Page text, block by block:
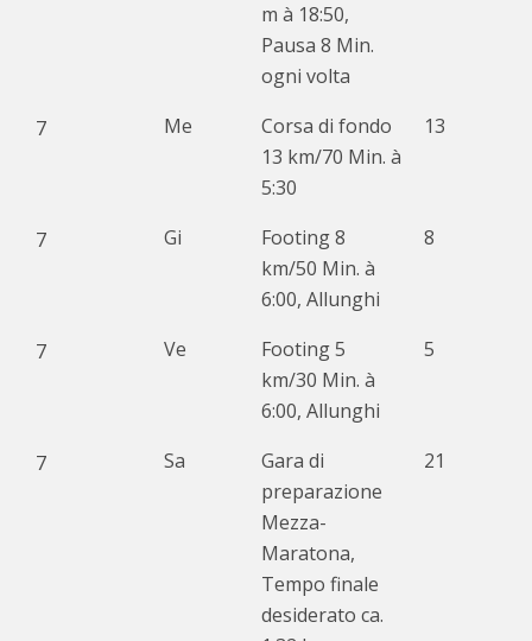
m à 18:50,
Pausa 8 Min.
ogni volta
7 Me
Corsa di fondo
13 km/70 Min. à
5:30
13
7 Gi
Footing 8
km/50 Min. à
6:00, Allunghi
8
7 Ve
Footing 5
km/30 Min. à
6:00, Allunghi
5
7 Sa
Gara di
preparazione
Mezza-
Maratona,
Tempo finale
desiderato ca.
21